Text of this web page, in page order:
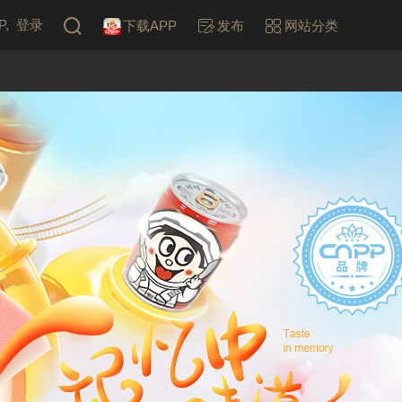
登录 下载APP 发布 网站分类